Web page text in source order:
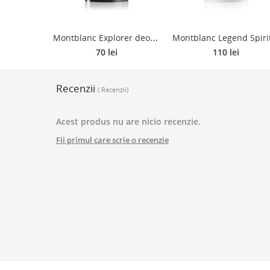
M
ontblanc Explorer deostick pentru bărbați 75 g
70 lei 110 lei
Recenzii ( Recenzii)
Acest produs nu are nicio recenzie.
Fii primul care scrie o recenzie